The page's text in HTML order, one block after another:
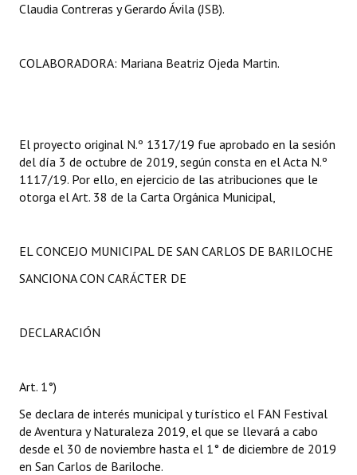
Claudia Contreras y Gerardo Ávila (JSB).
COLABORADORA: Mariana Beatriz Ojeda Martin.
El proyecto original N.º 1317/19 fue aprobado en la sesión
del día 3 de octubre de 2019, según consta en el Acta N.º
1117/19. Por ello, en ejercicio de las atribuciones que le
otorga el Art. 38 de la Carta Orgánica Municipal,
EL CONCEJO MUNICIPAL DE SAN CARLOS DE BARILOCHE
SANCIONA CON CARÁCTER DE
DECLARACIÓN
Art. 1°)
Se declara de interés municipal y turístico el FAN Festival
de Aventura y Naturaleza 2019, el que se llevará a cabo
desde el 30 de noviembre hasta el 1° de diciembre de 2019
en San Carlos de Bariloche.